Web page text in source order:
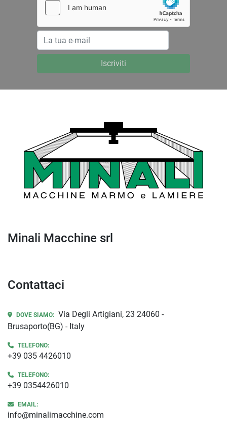
Iscriviti
Minali Macchine srl
Contattaci
DOVE SIAMO: Via Degli Artigiani, 23 24060 -
Brusaporto(BG) - Italy
TELEFONO:
+39 035 4426010
TELEFONO:
+39 0354426010
EMAIL:
info@minalimacchine.com